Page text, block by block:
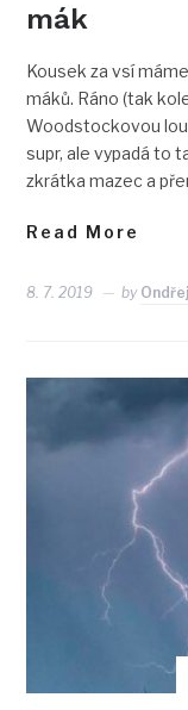
mák
Kousek za vsí
máků. Ráno (tak
Woodstockovou
supr, ale vypadá to
zkrátka mazec a
Read More
8. 7. 2019 by